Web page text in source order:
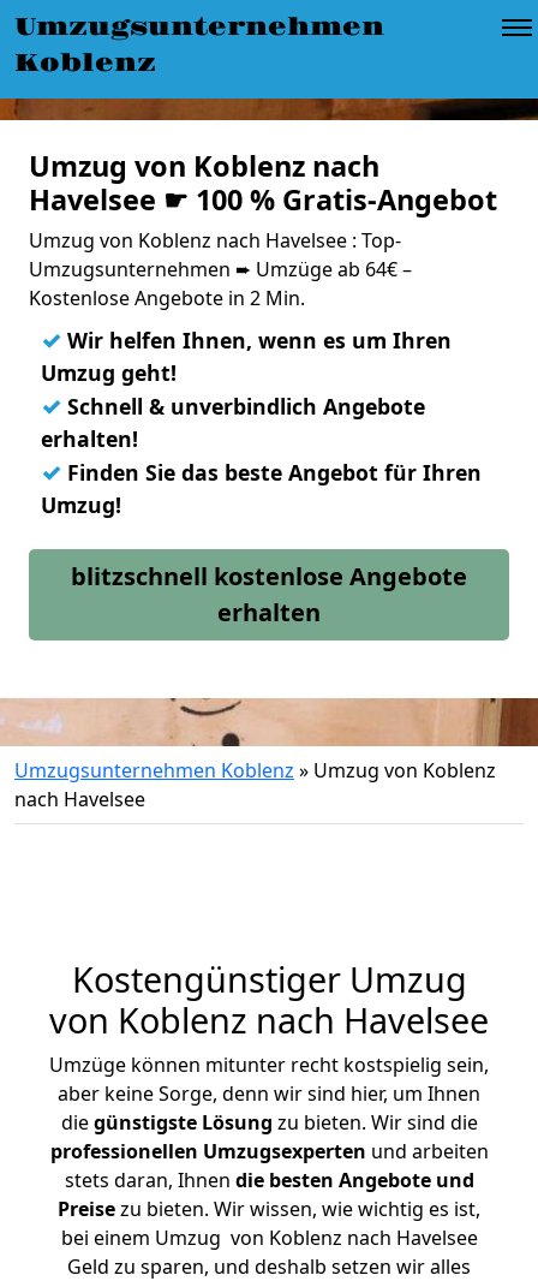
Umzugsunternehmen
Koblenz
Umzug von Koblenz nach
Havelsee ☛ 100 % Gratis-Angebot
Umzug von Koblenz nach Havelsee : Top-
Umzugsunternehmen ➨ Umzüge ab 64€ –
Kostenlose Angebote in 2 Min.
✓ Wir helfen Ihnen, wenn es um Ihren
Umzug geht!
✓ Schnell & unverbindlich Angebote
erhalten!
✓ Finden Sie das beste Angebot für Ihren
Umzug!
blitzschnell kostenlose Angebote
erhalten
Umzugsunternehmen Koblenz » Umzug von Koblenz
nach Havelsee
Kostengünstiger Umzug
von Koblenz nach Havelsee
Umzüge können mitunter recht kostspielig sein,
aber keine Sorge, denn wir sind hier, um Ihnen
diegünstigste Lösung zu bieten. Wir sind die
professionellen Umzugsexperten und arbeiten
stets daran, Ihnen die besten Angebote und
Preisezu bieten. Wir wissen, wie wichtig es ist,
bei einem Umzug von Koblenz nach Havelsee
Geld zu sparen, und deshalb setzen wir alles